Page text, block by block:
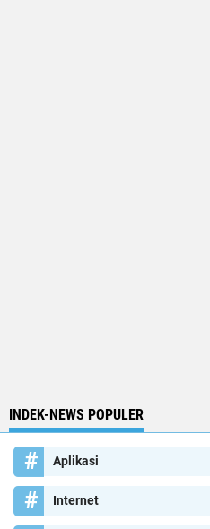
INDEK-NEWS POPULER
Aplikasi
Internet